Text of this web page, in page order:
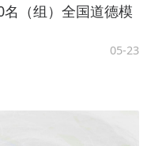
（组）全国道德模
05-23